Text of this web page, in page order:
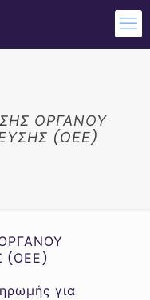
ΟΡΓΑΝΟΥ
(ΟΕΕ)
(ΟΕΕ)
για